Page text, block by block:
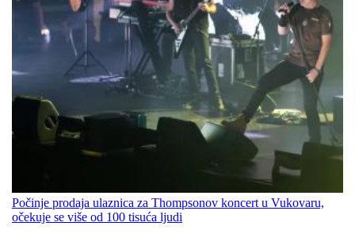
Počinje prodaja ulaznica za Thompsonov koncert u Vukovaru,
očekuje se više od 100 tisuća ljudi